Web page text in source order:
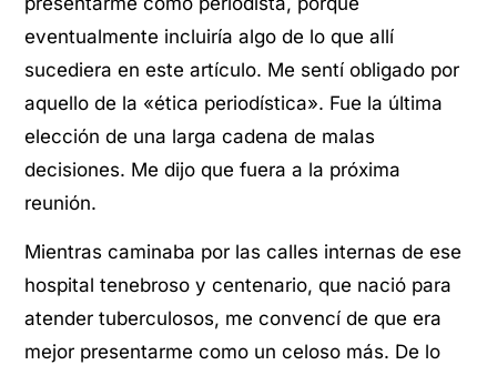
eventualmente incluiría algo de lo que allí
sucediera en este artículo. Me sentí obligado por
aquello de la «ética periodística». Fue la última
elección de una larga cadena de malas
decisiones. Me dijo que fuera a la próxima
reunión.
Mientras caminaba por las calles internas de ese
hospital tenebroso y centenario, que nació para
atender tuberculosos, me convencí de que era
mejor presentarme como un celoso más. De lo